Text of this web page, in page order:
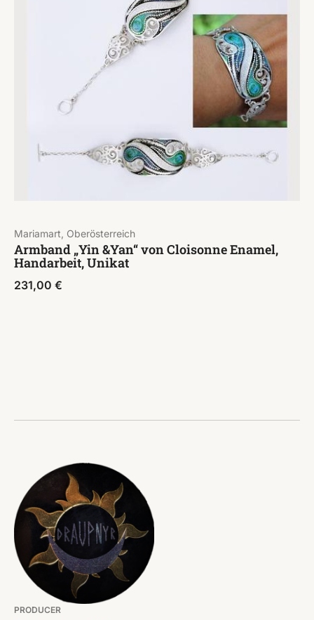
Mariamart, Oberösterreich
Armband „Yin &Yan“ von Cloisonne Enamel,
Handarbeit, Unikat
231,00 €
PRODUCER